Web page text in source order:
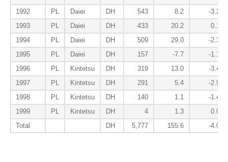
1992
PL Daiei DH 543 8.2
-3.2
1993
PL Daiei DH 433 20.2
0.1
1994
PL Daiei DH 509 29.0
-2.3
1995
PL Daiei DH 157 -7.7
-1.1
1996
PL Kintetsu DH 319 13.0
-3.4
1997
PL Kintetsu DH 291 5.4
-2.9
1998
PL Kintetsu DH 140 1.1
-1.4
1999
PL Kintetsu DH 4 1.3
0.0
Total
DH 5,777 155.6 -4.0